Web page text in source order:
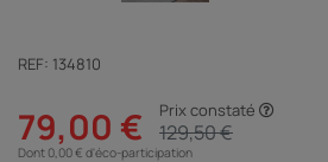
REF: 134810
79,00 € Prix constaté
129,50 €
Dont 0,00 € d'éco-participation